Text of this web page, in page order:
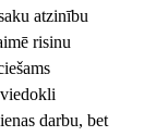
atzinību